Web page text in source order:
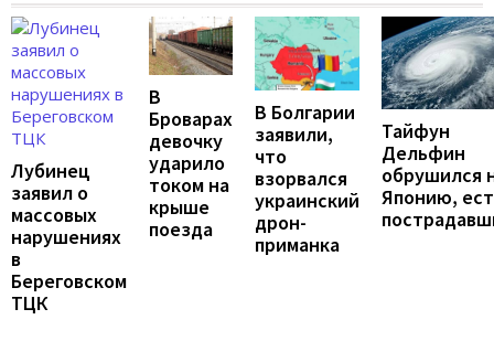
Лубинец
заявил о
массовых
нарушениях
в
Береговском
ТЦК
В
Броварах
девочку
ударило
током на
крыше
поезда
В Болгарии
заявили,
что
взорвался
украинский
дрон-
приманка
Тайфун
Дельфин
обрушился
Японию,